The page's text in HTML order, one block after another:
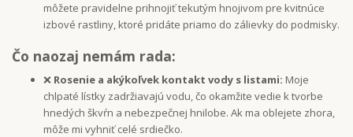
môžete pravidelne prihnojiť tekutým hnojivom pre kvitnúce
izbové rastliny, ktoré pridáte priamo do zálievky do podmisky.
Čo naozaj nemám rada:
❌ Rosenie a akýkoľvek kontakt vody s listami: Moje
chlpaté lístky zadržiavajú vodu, čo okamžite vedie k tvorbe
hnedých škvŕn a nebezpečnej hnilobe. Ak ma oblejete zhora,
môže mi vyhniť celé srdiečko.